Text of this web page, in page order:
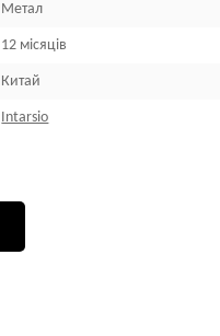
Метал
12 місяців
Китай
Intarsio